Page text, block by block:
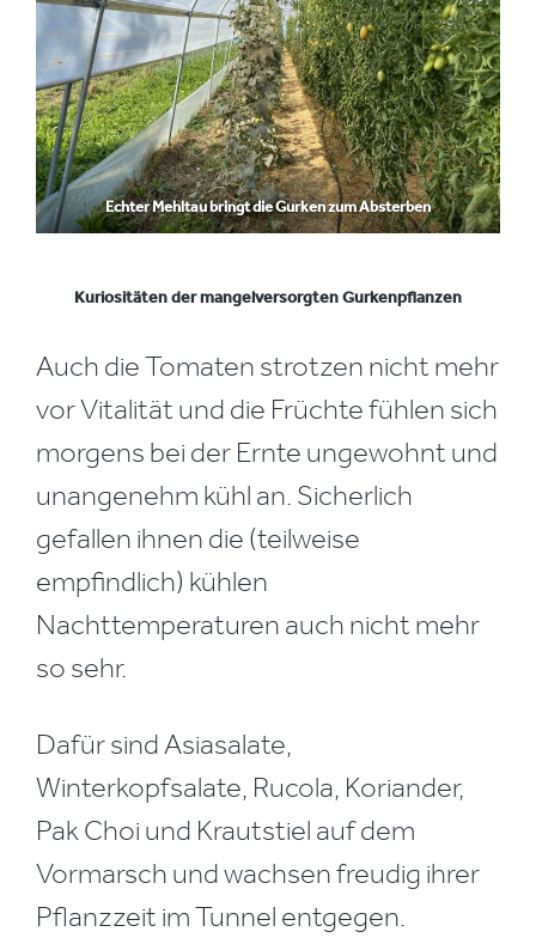
Echter Mehltau bringt die Gurken zum Absterben
Kuriositäten der mangelversorgten Gurkenpflanzen
Auch die Tomaten strotzen nicht mehr
vor Vitalität und die Früchte fühlen sich
morgens bei der Ernte ungewohnt und
unangenehm kühl an. Sicherlich
gefallen ihnen die (teilweise
empfindlich) kühlen
Nachttemperaturen auch nicht mehr
so sehr.
Dafür sind Asiasalate,
Winterkopfsalate, Rucola, Koriander,
Pak Choi und Krautstiel auf dem
Vormarsch und wachsen freudig ihrer
Pflanzzeit im Tunnel entgegen.